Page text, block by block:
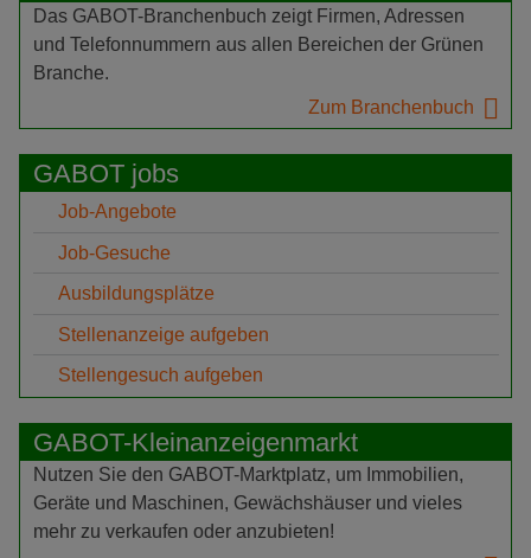
Das GABOT-Branchenbuch zeigt Firmen, Adressen
und Telefonnummern aus allen Bereichen der Grünen
Branche.
Zum Branchenbuch
GABOT jobs
Job-Angebote
Job-Gesuche
Ausbildungsplätze
Stellenanzeige aufgeben
Stellengesuch aufgeben
GABOT-Kleinanzeigenmarkt
Nutzen Sie den GABOT-Marktplatz, um Immobilien,
Geräte und Maschinen, Gewächshäuser und vieles
mehr zu verkaufen oder anzubieten!